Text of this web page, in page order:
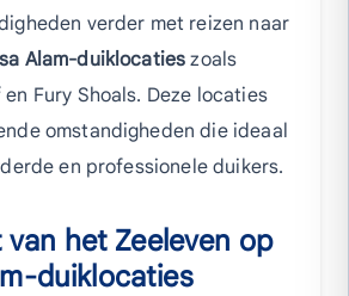
verder met reizen naar
Alam-duiklocaties zoals
en Fury Shoals. Deze locaties
omstandigheden die ideaal
en professionele duikers.
het Zeeleven op
duiklocaties